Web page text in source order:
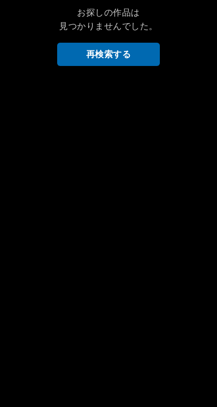
お探しの作品は
見つかりませんでした。
再検索する